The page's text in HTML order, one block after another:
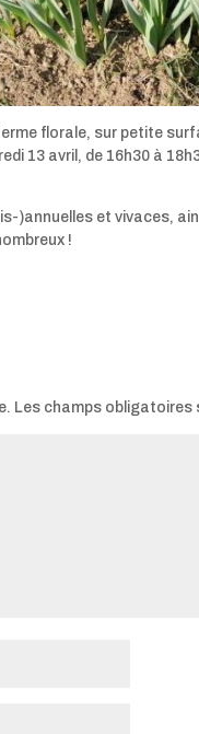
florale, sur petite
13 avril, de 16h30 à
)annuelles et vivaces,
!
Les champs